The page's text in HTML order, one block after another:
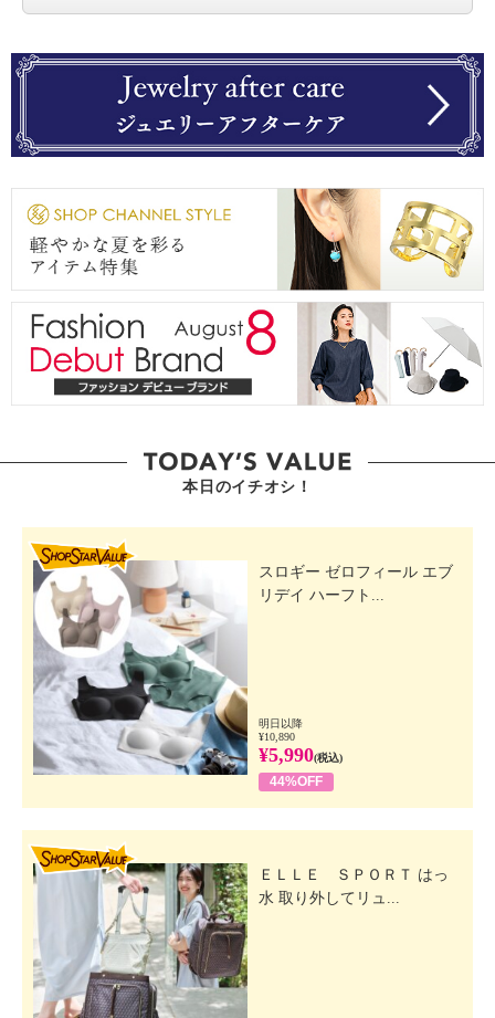
本日のイチオシ！
スロギー ゼロフィール エブ
リデイ ハーフト...
明日以降
¥10,890
¥5,990(税込)
44%OFF
ＥＬＬＥ ＳＰＯＲＴ はっ
水 取り外してリュ...